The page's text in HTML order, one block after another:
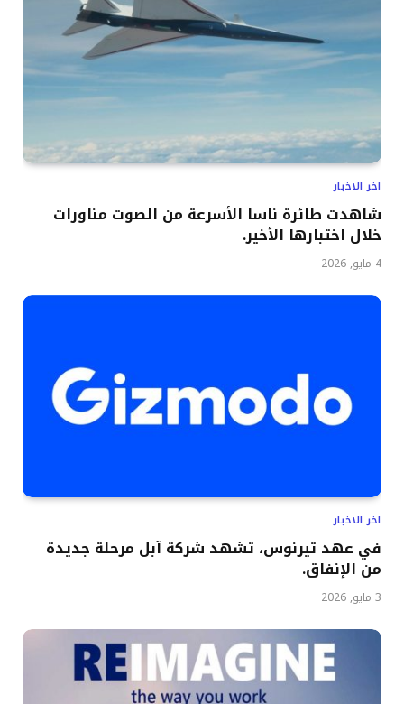
اخر الاخبار
شاهدت طائرة ناسا الأسرعة من الصوت مناورات
خلال اختبارها الأخير.
4 مايو, 2026
اخر الاخبار
في عهد تيرنوس، تشهد شركة آبل مرحلة جديدة
من الإنفاق.
3 مايو, 2026